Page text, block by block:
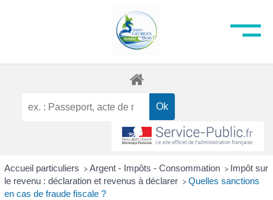
Accueil particuliers > Argent - Impôts - Consommation > Impôt sur
le revenu : déclaration et revenus à déclarer > Quelles sanctions
en cas de fraude fiscale ?